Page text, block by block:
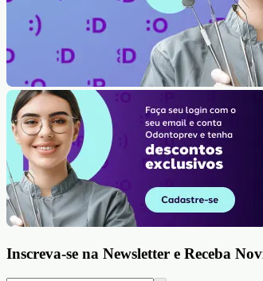
Inscreva-se na Newsletter e Receba